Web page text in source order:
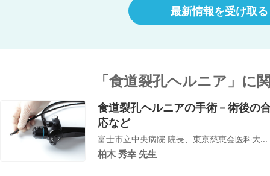
最新情報を受け取る
「食道裂孔ヘルニア」に
食道裂孔ヘルニアの手術－術後の
応など
富士市立中央病院 院長、東京慈恵会医科大...
柏木 秀幸 先生